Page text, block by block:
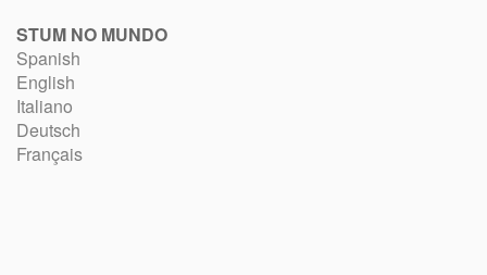
STUM NO MUNDO
Spanish
English
Italiano
Deutsch
Français